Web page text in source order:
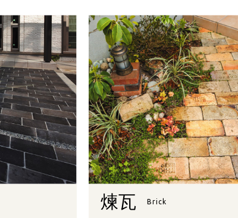
煉瓦 Brick